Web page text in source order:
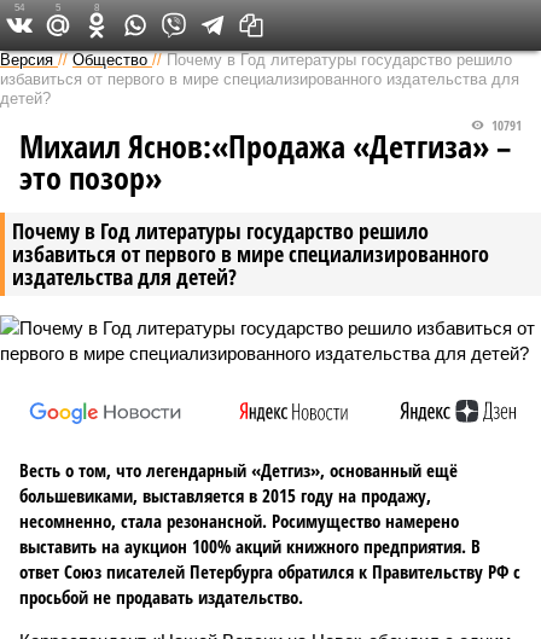
Версия на Неве
Версия //Общество //Почему в Год литературы государство решило
избавиться от первого в мире специализированного издательства для
детей?
Почему в Год литературы государство решило
избавиться от первого в мире специализированного
издательства для детей?
10791
Михаил Яснов:«Продажа «Детгиза» –
это позор»
Весть о том, что легендарный «Детгиз», основанный ещё
большевиками, выставляется в 2015 году на продажу,
несомненно, стала резонансной. Росимущество намерено
выставить на аукцион 100% акций книжного предприятия. В
ответ Союз писателей Петербурга обратился к Правительству РФ с
просьбой не продавать издательство.
54 5 8